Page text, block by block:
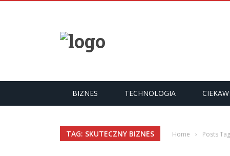
BIZNES TECHNOLOGIA
TAG: SKUTECZNY BIZNES Home › Posts